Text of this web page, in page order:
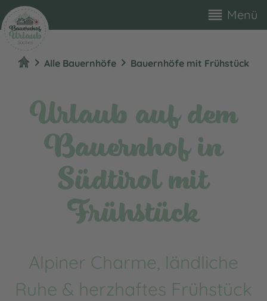
reorder Menü
chevron_right Alle Bauernhöfechevron_right Bauernhöfe mit Frühstück
Urlaub auf dem
Bauernhof in
Südtirol mit
Frühstück
Alpiner Charme, ländliche
Ruhe & herzhaftes Frühstück